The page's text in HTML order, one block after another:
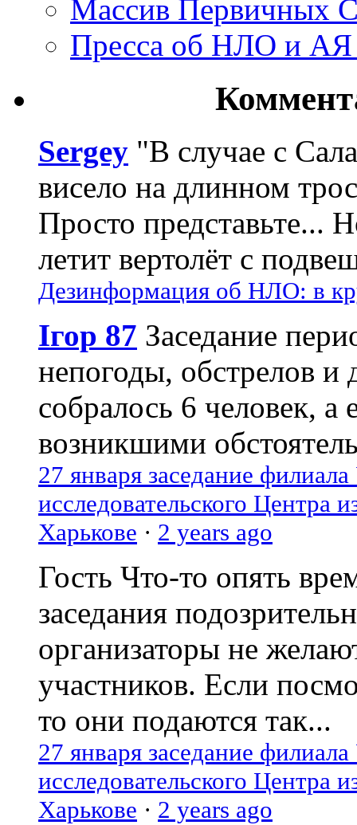
Массив Первичных
Пресса об НЛО и
Sergey "В случае с
висело на длинном
Просто представьте...
летит вертолёт с
Дезинформация об НЛО: в
Ігор 87 Заседание
непогоды, обстрелов и
собралось 6 человек, а
возникшими
27 января заседание
исследовательского Центра
Харькове · 2 years ago
Гость Что-то опять
заседания
организаторы не
участников. Если
то они подаются так...
27 января заседание
исследовательского Центра
Харькове · 2 years ago